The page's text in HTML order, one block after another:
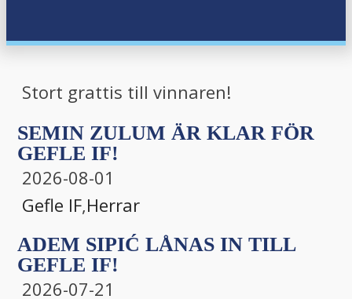
Stort grattis till vinnaren!
SEMIN ZULUM ÄR KLAR FÖR
GEFLE IF!
2026-08-01
Gefle IF,Herrar
ADEM SIPIĆ LÅNAS IN TILL
GEFLE IF!
2026-07-21